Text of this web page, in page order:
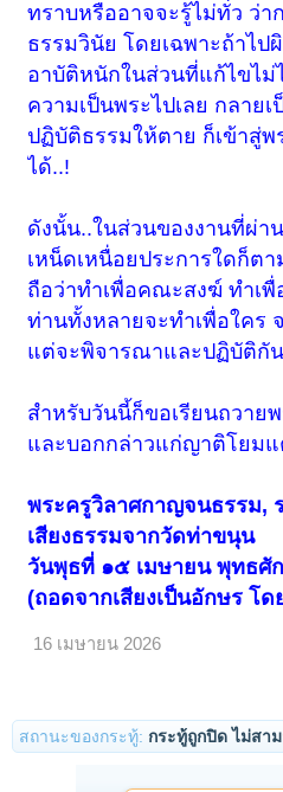
ทราบหรืออาจจะรู้ไม่ทั่ว ว่
ธรรมวินัย โดยเฉพาะถ้าไ
อาบัติหนักในส่วนที่แก้ไขไม่
ความเป็นพระไปเลย กลายเ
ปฏิบัติธรรมให้ตาย ก็เข้าสู่
ได้..!
ดังนั้น..ในส่วนของงานที่ผ่า
เหน็ดเหนื่อยประการใดก็ต
ถือว่าทำเพื่อคณะสงฆ์ ทำเ
ท่านทั้งหลายจะทำเพื่อใคร
แต่จะพิจารณาและปฏิบัติกัน
สำหรับวันนี้ก็ขอเรียนถวาย
และบอกกล่าวแก่ญาติโยมแ
พระครูวิลาศกาญจนธรรม,
เสียงธรรมจากวัดท่าขนุน
วันพุธที่ ๑๕ เมษายน พุทธศั
(ถอดจากเสียงเป็นอักษร โด
16 เมษายน 2026
สถานะของกระทู้: กระทู้ถูกปิด ไม่สา